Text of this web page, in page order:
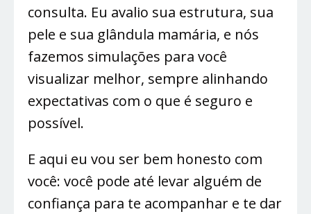
consulta. Eu avalio sua estrutura, sua
pele e sua glândula mamária, e nós
fazemos simulações para você
visualizar melhor, sempre alinhando
expectativas com o que é seguro e
possível.
E aqui eu vou ser bem honesto com
você: você pode até levar alguém de
confiança para te acompanhar e te dar